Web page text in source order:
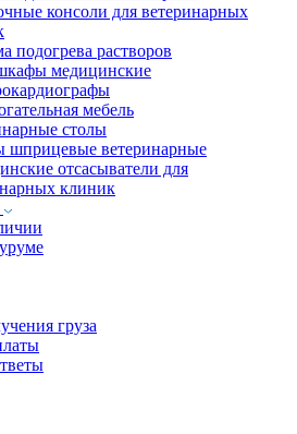
консоли для ветеринарных
подогрева растворов
медицинские
мебель
столы
шприцевые ветеринарные
отсасыватели для
клиник
груза